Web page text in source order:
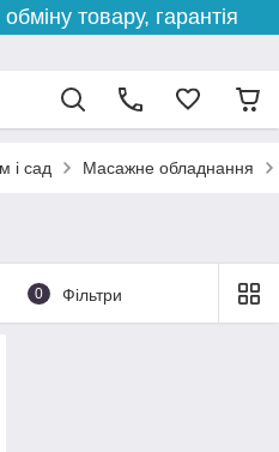
товару, гарантія
і сад Масажне обладнання
0 Фільтри